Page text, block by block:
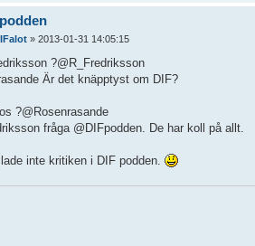
» 2013-01-31 14:05:15
?@R_Fredriksson
Är det knäpptyst om DIF?
?@Rosenrasande
fråga @DIFpodden. De har koll på allt.
inte kritiken i DIF podden.